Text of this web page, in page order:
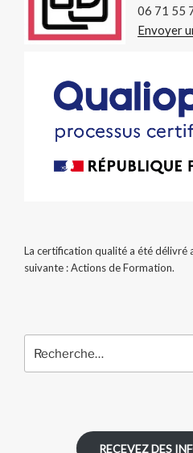
06 71 55
Envoyer
La certification qualité a été délivré
suivante : Actions de Formation.
pour
RECEVEZ DES